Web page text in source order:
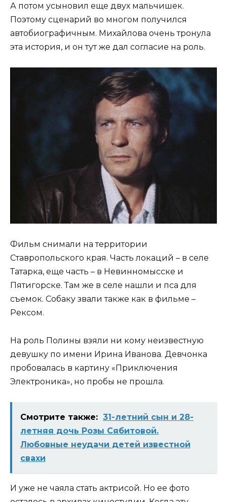
А потом усыновил еще двух мальчишек.
Поэтому сценарий во многом получился
автобиографичным. Михайлова очень тронула
эта история, и он тут же дал согласие на роль.
Фильм снимали на территории
Ставропольского края. Часть локаций – в селе
Татарка, еще часть – в Невинномысске и
Пятигорске. Там же в селе нашли и пса для
съемок. Собаку звали также как в фильме –
Рексом.
На роль Полины взяли ни кому неизвестную
девушку по имени Ирина Иванова. Девчонка
пробовалась в картину «Приключения
Электроника», но пробы не прошла.
Смотрите также: 31-летний сын и 28-
летняя дочь Розы Сябитовой.
Любовные неудачи детей известной
свахи
И уже не чаяла стать актрисой. Но ее фото